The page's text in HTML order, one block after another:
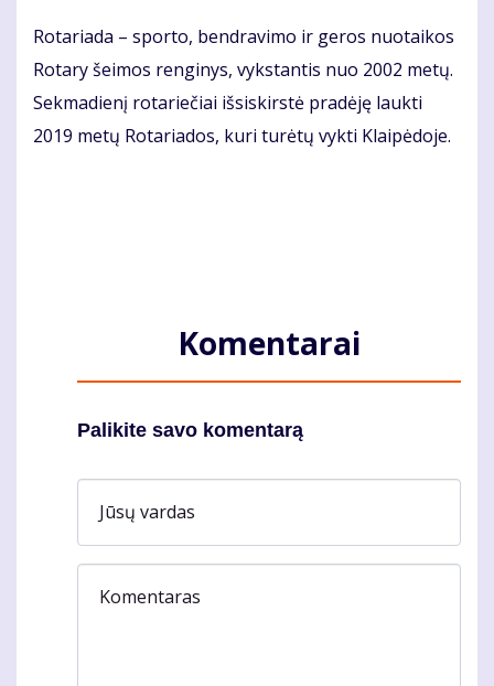
Ro­ta­ria­da – spor­to, ben­dra­vi­mo ir ge­ros nuo­tai­kos
Ro­ta­ry šei­mos ren­gi­nys, vyks­tan­tis nuo 2002 me­tų.
Sek­ma­die­nį ro­ta­rie­čiai iš­si­skirs­tė pra­dė­ję lauk­ti
2019 me­tų Ro­ta­ria­dos, ku­ri tu­rė­tų vyk­ti Klai­pė­do­je.
Komentarai
Palikite savo komentarą
Jūsų vardas
Komentaras